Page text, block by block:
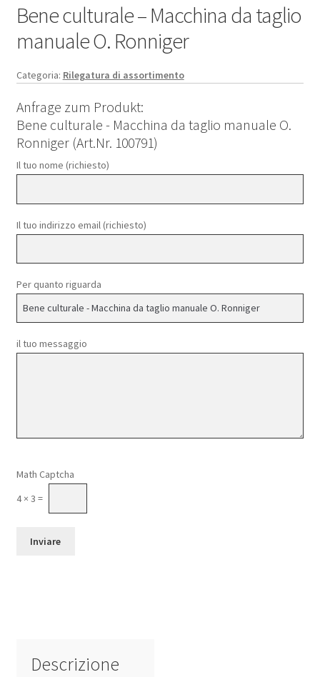
Bene culturale – Macchina da taglio
manuale O. Ronniger
Categoria: Rilegatura di assortimento
Anfrage zum Produkt:
Bene culturale - Macchina da taglio manuale O.
Ronniger (Art.Nr. 100791)
Il tuo nome (richiesto)
Il tuo indirizzo email (richiesto)
Per quanto riguarda
il tuo messaggio
Math Captcha
4 × 3 =
Descrizione